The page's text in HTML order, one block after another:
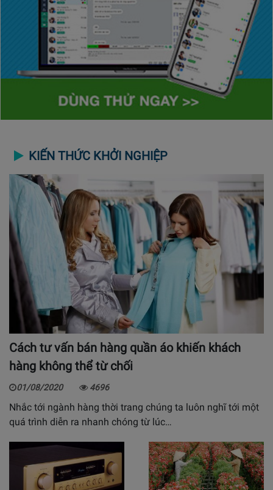
KIẾN THỨC KHỞI NGHIỆP
Cách tư vấn bán hàng quần áo khiến khách
hàng không thể từ chối
01/08/2020 4696
Nhắc tới ngành hàng thời trang chúng ta luôn nghĩ tới một
quá trình diễn ra nhanh chóng từ lúc…